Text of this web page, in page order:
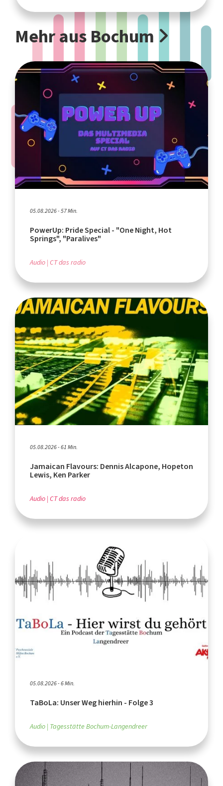
Mehr aus Bochum
05.08.2026 - 57 Min.
PowerUp: Pride Special - "One Night, Hot
Springs", "Paralives"
Audio CT das radio
05.08.2026 - 61 Min.
Jamaican Flavours: Dennis Alcapone, Hopeton
Lewis, Ken Parker
Audio CT das radio
05.08.2026 - 6 Min.
TaBoLa: Unser Weg hierhin - Folge 3
Audio Tagesstätte Bochum-Langendreer